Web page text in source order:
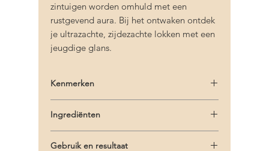
zintuigen worden omhuld met een
rustgevend aura. Bij het ontwaken ontdek
je ultrazachte, zijdezachte lokken met een
jeugdige glans.
Kenmerken
– Transformeert en verjongt elke haarvezel
– Helpt gespleten haarpunten ’s nachts te
herstellen en te voorkomen
Ingrediënten
Gebruik en resultaat